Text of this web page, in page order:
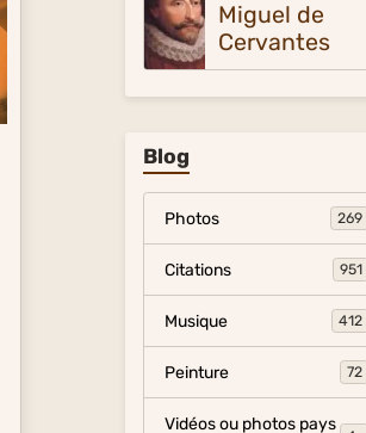
Miguel de
Cervantes
Blog
Photos 269
Citations 951
Musique 412
Peinture 72
Vidéos ou photos pays